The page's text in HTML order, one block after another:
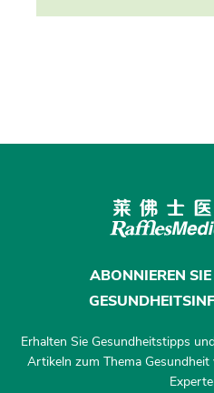
ABONNIEREN
Erhalten Sie Gesundheitstipps
Artikeln zum Thema